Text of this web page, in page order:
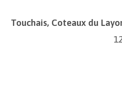
Touchais, Coteaux du